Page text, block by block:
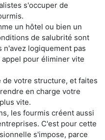
s'occuper de
un hôtel ou bien un
de salubrité sont
n'avez logiquement pas
pour éliminer vite
de votre structure, et faites
en charge votre
vite.
les fourmis créent aussi
C'est pour cette
s'impose, parce